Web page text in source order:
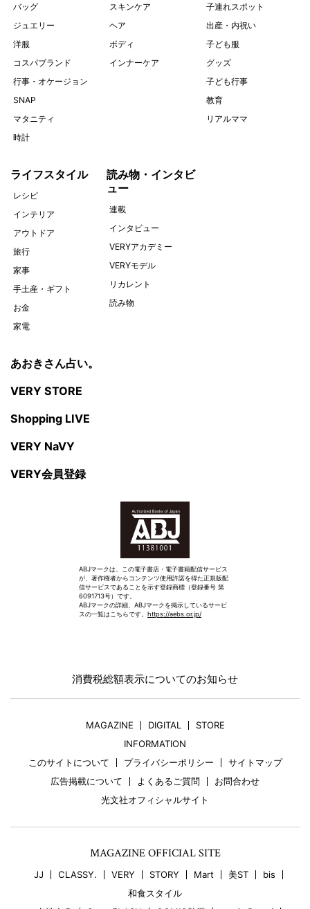
バッグ
ジュエリー
洋服
コスパブランド
行事・オケージョン
SNAP
マタニティ
時計
スキンケア
ヘア
ボディ
インナーケア
子連れスポット
出産・内祝い
子ども服
グッズ
子ども行事
教育
リアルママ
ライフスタイル
レシピ
インテリア
アウトドア
旅行
家事
手土産・ギフト
お金
家電
読み物・インタビ
ュー
連載
インタビュー
VERYアカデミー
VERYモデル
リカレント
読み物
あおきさん占い。
VERY STORE
Shopping LIVE
VERY NaVY
VERY会員登録
ABJマークは、この電子書店・電子書籍配信サービス
が、著作権者からコンテンツ使用許諾を得た正規版配
信サービスであることを示す登録商標（登録番号 第
6091713号）です。
ABJマークの詳細、ABJマークを掲示しているサービ
スの一覧はこちらです。 https://aebs.or.jp/
消費税総額表示についてのお知らせ
MAGAZINE DIGITAL
STORE
INFORMATION
このサイトについて
プライバシーポリシー
サイトマップ
広告掲載について
よくあるご質問
お問合わせ
光文社オフィシャルサイト
MAGAZINE OFFICIAL SITE
JJ CLASSY. VERY STORY Mart 美ST
bis
和食スタイル